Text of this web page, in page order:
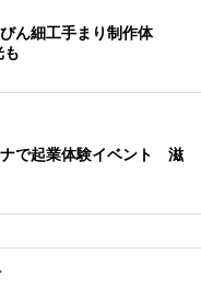
ん細工手まり制作体
で起業体験イベント 滋